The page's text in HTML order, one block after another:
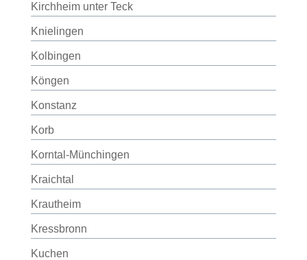
Kirchheim unter Teck
Knielingen
Kolbingen
Köngen
Konstanz
Korb
Korntal-Münchingen
Kraichtal
Krautheim
Kressbronn
Kuchen